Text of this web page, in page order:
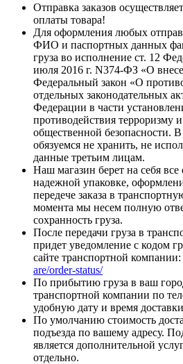
Отправка заказов
оплаты товара!
Для оформления любых
ФИО и паспортных данных
груза во исполнение ст. 12
июля 2016 г. N374-ФЗ «О
Федеральный закон «О
отдельных законодательных
Федерации в части
противодействия терроризму
общественной безопасности.
обязуемся не хранить, не
данные третьим лицам.
Наш магазин берет на себя все
надежной упаковке,
передече заказа в
момента мы несем полную
сохранность груза.
После передачи груза в
придет уведомление с кодом
сайте транспортной компании:
are/order-status/
По прибытию груза в ваш
транспортной компании по
удобную дату и время
По умолчанию стоимость
подъезда по вашему адресу.
является дополнительной
отдельно.